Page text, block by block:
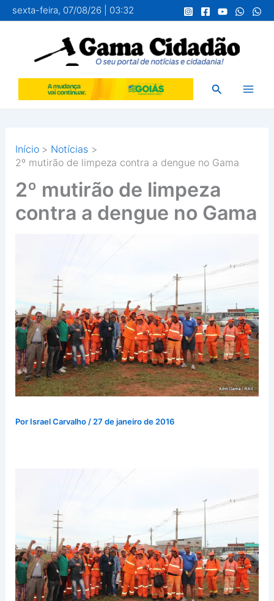
para
conteúdo
sexta-feira, 07/08/26 | 03:32
Pesquisar
Início
Notícias
2º mutirão de limpeza contra a dengue no Gama
2º mutirão de limpeza
contra a dengue no Gama
Por Israel Carvalho/27 de janeiro de 2016